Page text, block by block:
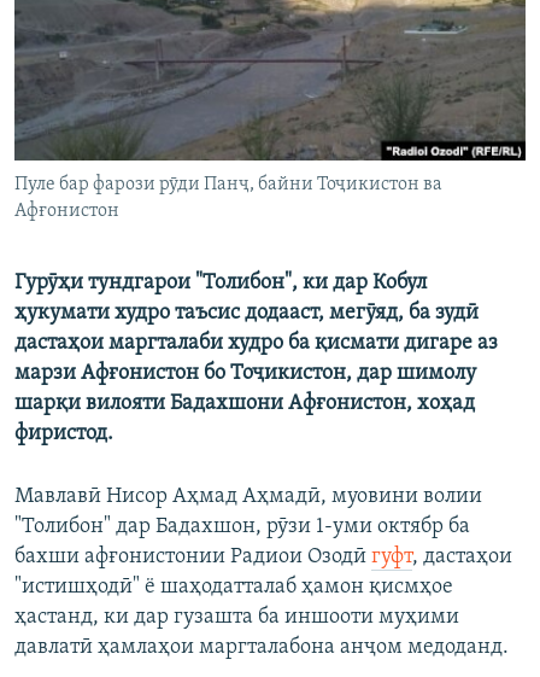
ГУЗОРИШҲОИ РАДИОӢ
Русский
ПАЙГИРӢ КУНЕД
Ҳамаи сомонаҳои RFE/RL
Пуле бар фарози рӯди Панҷ, байни Тоҷикистон ва
Афғонистон
Гурӯҳи тундгарои "Толибон", ки дар Кобул
ҳукумати худро таъсис додааст, мегӯяд, ба зудӣ
дастаҳои маргталаби худро ба қисмати дигаре аз
марзи Афғонистон бо Тоҷикистон, дар шимолу
шарқи вилояти Бадахшони Афғонистон, хоҳад
фиристод.
Мавлавӣ Нисор Аҳмад Аҳмадӣ, муовини волии
"Толибон" дар Бадахшон, рӯзи 1-уми октябр ба
бахши афғонистонии Радиои Озодӣ гуфт, дастаҳои
"истишҳодӣ" ё шаҳодатталаб ҳамон қисмҳое
ҳастанд, ки дар гузашта ба иншооти муҳими
давлатӣ ҳамлаҳои маргталабона анҷом медоданд.